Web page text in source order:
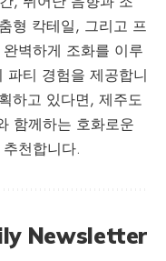
형 칵테일, 그리고 프
벽하게 조화를 이루
파티 경험을 제공합니
하고 있다면, 제주도
함께하는 호화로운
천합니다.
Newsletter